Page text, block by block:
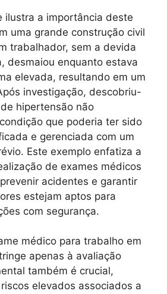
ilustra a importância deste
uma grande construção civil
trabalhador, sem a devida
desmaiou enquanto estava
elevada, resultando em um
investigação, descobriu-
hipertensão não
que poderia ter sido
e gerenciada com um
Este exemplo enfatiza a
de exames médicos
acidentes e garantir
estejam aptos para
com segurança.
médico para trabalho em
apenas à avaliação
também é crucial,
elevados associados a